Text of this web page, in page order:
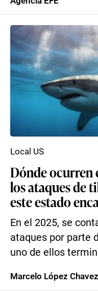
Dónde ocurren
los ataques de
este estado
En el 2025, se
ataques por parte
uno de ellos
Local US
Marcelo López Chavez